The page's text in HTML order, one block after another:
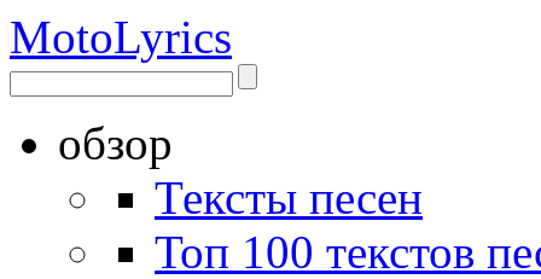
MotoLyrics
обзор
Тексты песен
Топ 100 текстов